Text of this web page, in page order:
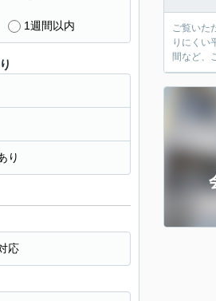
ご覧いた
りにくい
間など、
1週間以内
り
応